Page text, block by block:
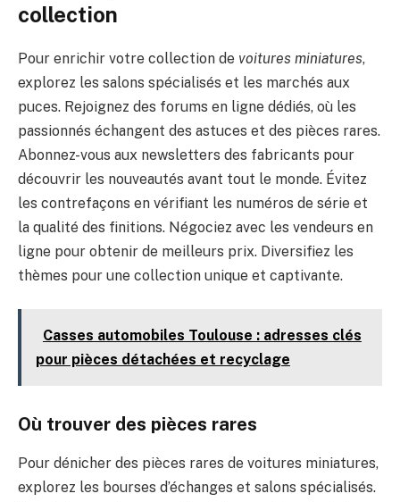
collection
Pour enrichir votre collection de voitures miniatures,
explorez les salons spécialisés et les marchés aux
puces. Rejoignez des forums en ligne dédiés, où les
passionnés échangent des astuces et des pièces rares.
Abonnez-vous aux newsletters des fabricants pour
découvrir les nouveautés avant tout le monde. Évitez
les contrefaçons en vérifiant les numéros de série et
la qualité des finitions. Négociez avec les vendeurs en
ligne pour obtenir de meilleurs prix. Diversifiez les
thèmes pour une collection unique et captivante.
Casses automobiles Toulouse : adresses clés
pour pièces détachées et recyclage
Où trouver des pièces rares
Pour dénicher des pièces rares de voitures miniatures,
explorez les bourses d’échanges et salons spécialisés.